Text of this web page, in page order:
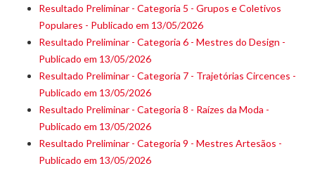
Resultado Preliminar - Categoria 5 - Grupos e Coletivos
Populares - Publicado em 13/05/2026
Resultado Preliminar - Categoria 6 - Mestres do Design -
Publicado em 13/05/2026
Resultado Preliminar - Categoria 7 - Trajetórias Circences -
Publicado em 13/05/2026
Resultado Preliminar - Categoria 8 - Raízes da Moda -
Publicado em 13/05/2026
Resultado Preliminar - Categoria 9 - Mestres Artesãos -
Publicado em 13/05/2026